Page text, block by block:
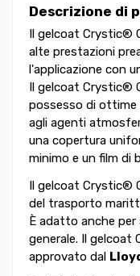
Descrizione di
Il gelcoat Crystic®
alte prestazioni
l'applicazione con
Il gelcoat Crystic®
possesso di ottime
agli agenti
una copertura
minimo e un film di
Il gelcoat Crystic®
del trasporto
È adatto anche
generale. Il
approvato dal